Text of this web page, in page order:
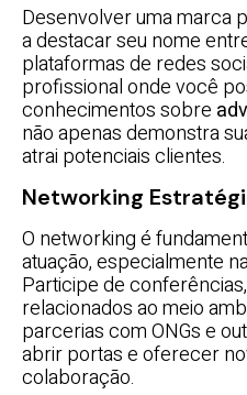
Desenvolver uma marca
a destacar seu nome
plataformas de redes
profissional onde você
conhecimentos sobre
não apenas demonstra
atrai potenciais clientes.
Networking
O networking é
atuação, especialmente
Participe de
relacionados ao meio
parcerias com ONGs e
abrir portas e oferecer
colaboração.